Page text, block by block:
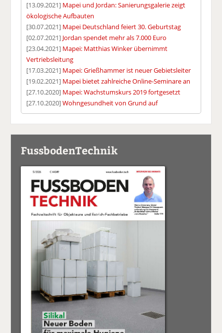
[13.09.2021] Mapei und Jordan: Sanierungsgalerie zeigt
ökologische Aufbauten
[30.07.2021] Mapei Deutschland feiert 30. Geburtstag
[02.07.2021] Jordan spendet mehr als 7.000 Euro
[23.04.2021] Mapei: Matthias Winker übernimmt
Vertriebsleitung
[17.03.2021] Mapei: Grießhammer ist neuer Gebietsleiter
[19.02.2021] Mapei bietet zahlreiche Online-Seminare an
[27.10.2020] Mapei: Wachstumskurs 2019 fortgesetzt
[27.10.2020]Wohngesundheit von Grund auf
FussbodenTechnik